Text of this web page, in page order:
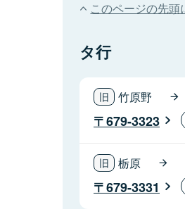
このページの先頭
タ行
竹原野
679-3323
栃原
679-3331